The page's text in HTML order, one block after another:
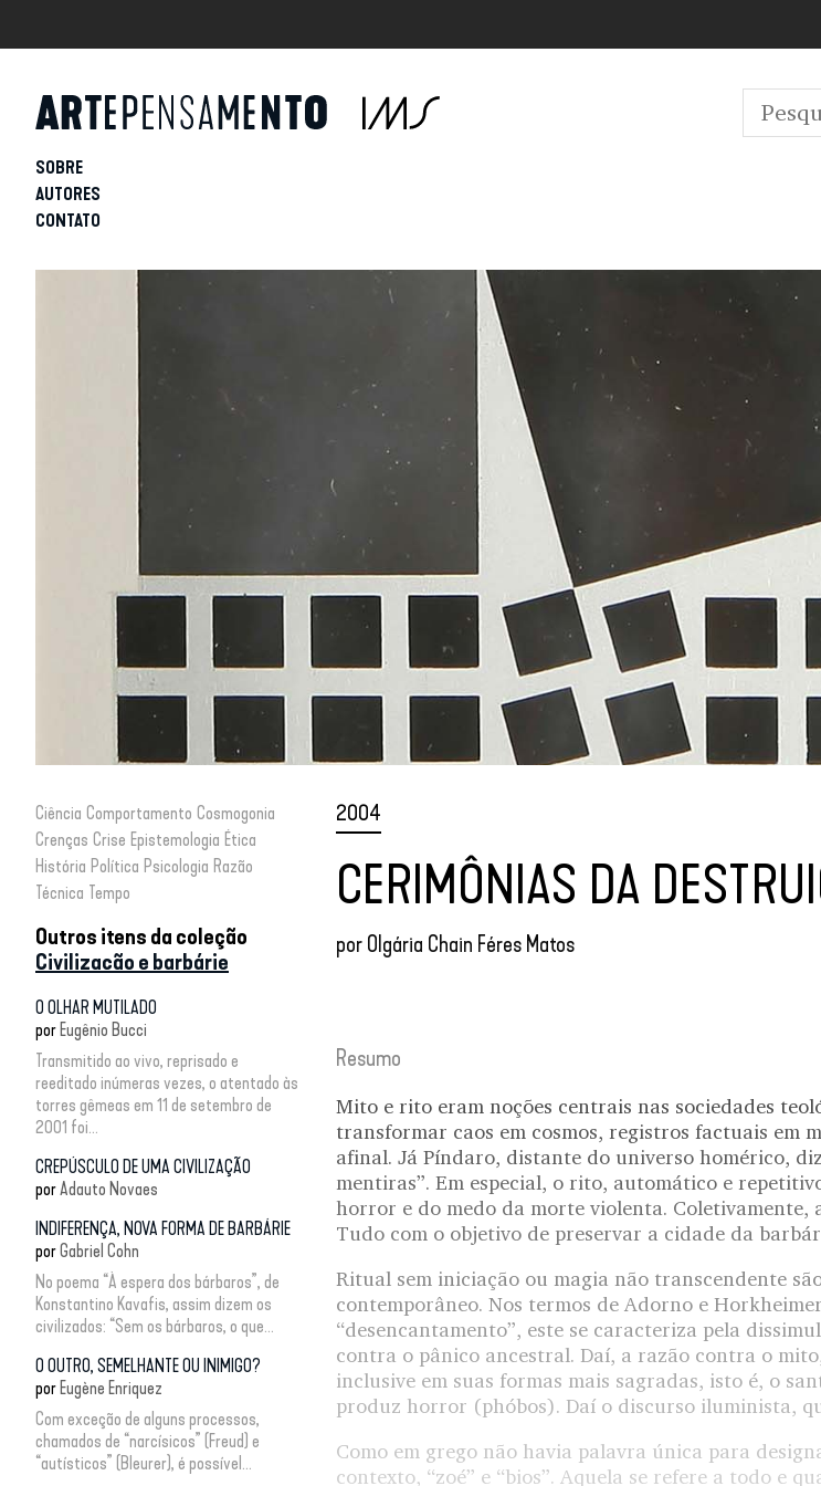
SOBRE
AUTORES
CONTATO
Ciência Comportamento Cosmogonia
Crenças Crise Epistemologia Ética
História Política Psicologia Razão
Técnica Tempo
Outros itens da coleção
Civilizacão e barbárie
O OLHAR MUTILADO
por Eugênio Bucci
Transmitido ao vivo, reprisado e
reeditado inúmeras vezes, o atentado às
torres gêmeas em 11 de setembro de
2001 foi...
CREPÚSCULO DE UMA CIVILIZAÇÃO
porAdauto Novaes
INDIFERENÇA, NOVA FORMA DE BARBÁRIE
porGabriel Cohn
No poema “À espera dos bárbaros”, de
Konstantino Kavafis, assim dizem os
civilizados: “Sem os bárbaros, o que...
O OUTRO, SEMELHANTE OU INIMIGO?
por Eugène Enriquez
Com exceção de alguns processos,
chamados de “narcísicos” (Freud) e
“autísticos” (Bleurer), é possível...
2004
CERIMÔNIAS DA
por Olgária Chain Féres Matos
Resumo
Mito e rito eram noções centrais nas sociedades
transformar caos em cosmos, registros factuais em
afinal. Já Píndaro, distante do universo homérico,
mentiras”. Em especial, o rito, automático e
horror e do medo da morte violenta. Coletivamente,
Tudo com o objetivo de preservar a cidade da
Ritual sem iniciação ou magia não transcendente
contemporâneo. Nos termos de Adorno e
“desencantamento”, este se caracteriza pela
contra o pânico ancestral. Daí, a razão contra o
inclusive em suas formas mais sagradas, isto é, o
produz horror (phóbos). Daí o discurso iluminista,
Como em grego não havia palavra única para
contexto, “zoé” e “bios”. Aquela se refere a todo e